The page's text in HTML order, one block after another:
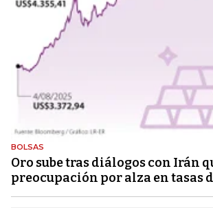
BOLSAS
Oro sube tras diálogos con Irán
preocupación por alza en tasas